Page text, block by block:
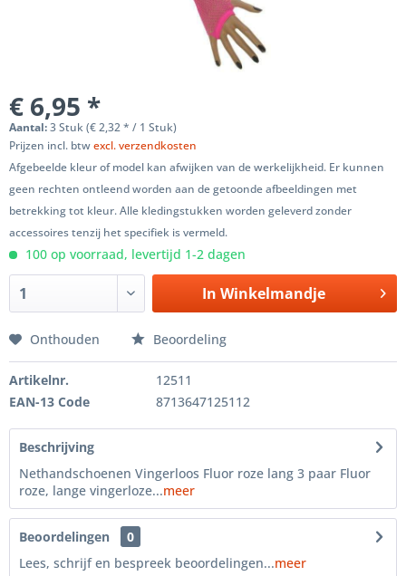
€ 6,95 *
Aantal:3 Stuk (€ 2,32 * / 1 Stuk)
Prijzen incl. btwexcl. verzendkosten
Afgebeelde kleur of model kan afwijken van de werkelijkheid. Er kunnen
geen rechten ontleend worden aan de getoonde afbeeldingen met
betrekking tot kleur. Alle kledingstukken worden geleverd zonder
accessoires tenzij het specifiek is vermeld.
100 op voorraad, levertijd 1-2 dagen
In Winkelmandje
Onthouden Beoordeling
Artikelnr.
12511
EAN-13 Code
8713647125112
Beschrijving
Nethandschoenen Vingerloos Fluor roze lang 3 paar Fluor
roze, lange vingerloze...meer
Beoordelingen
0
Lees, schrijf en bespreek beoordelingen...meer